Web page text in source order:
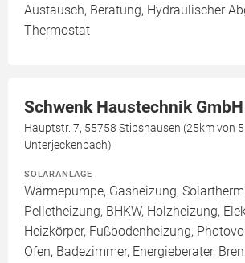
Austausch, Beratung, Hydraulischer
Thermostat
Schwenk Haustechnik GmbH
Hauptstr. 7, 55758 Stipshausen (25km von
Unterjeckenbach)
SOLARANLAGE
Wärmepumpe, Gasheizung,
Pelletheizung, BHKW, Holzheizung,
Heizkörper, Fußbodenheizung,
Ofen, Badezimmer, Energieberater,